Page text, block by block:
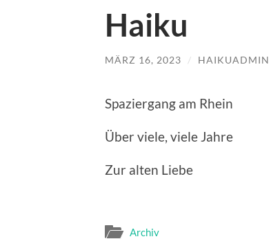
Haiku
MÄRZ 16, 2023 / HAIKUADMIN
Spaziergang am Rhein
Über viele, viele Jahre
Zur alten Liebe
Archiv